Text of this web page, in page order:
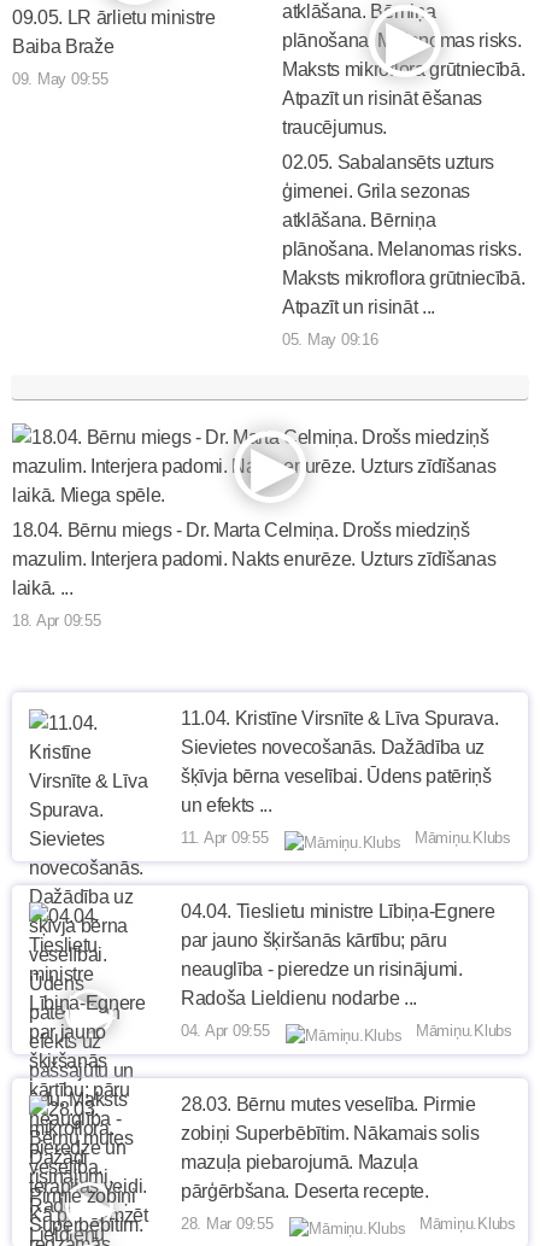
09.05. LR ārlietu ministre
Baiba Braže
09. May 09:55
02.05. Sabalansēts uzturs
ģimenei. Grila sezonas
atklāšana. Bērniņa
plānošana. Melanomas risks.
Maksts mikroflora grūtniecībā.
Atpazīt un risināt ...
05. May 09:16
18.04. Bērnu miegs - Dr. Marta Celmiņa. Drošs miedziņš
mazulim. Interjera padomi. Nakts enurēze. Uzturs zīdīšanas
laikā. ...
18. Apr 09:55
11.04. Kristīne Virsnīte & Līva Spurava.
Sievietes novecošanās. Dažādība uz
šķīvja bērna veselībai. Ūdens patēriņš
un efekts ...
11. Apr 09:55 Māmiņu.Klubs
04.04. Tieslietu ministre Lībiņa-Egnere
par jauno šķiršanās kārtību; pāru
neauglība - pieredze un risinājumi.
Radoša Lieldienu nodarbe ...
04. Apr 09:55 Māmiņu.Klubs
28.03. Bērnu mutes veselība. Pirmie
zobiņi Superbēbītim. Nākamais solis
mazuļa piebarojumā. Mazuļa
pārģērbšana. Deserta recepte.
28. Mar 09:55 Māmiņu.Klubs